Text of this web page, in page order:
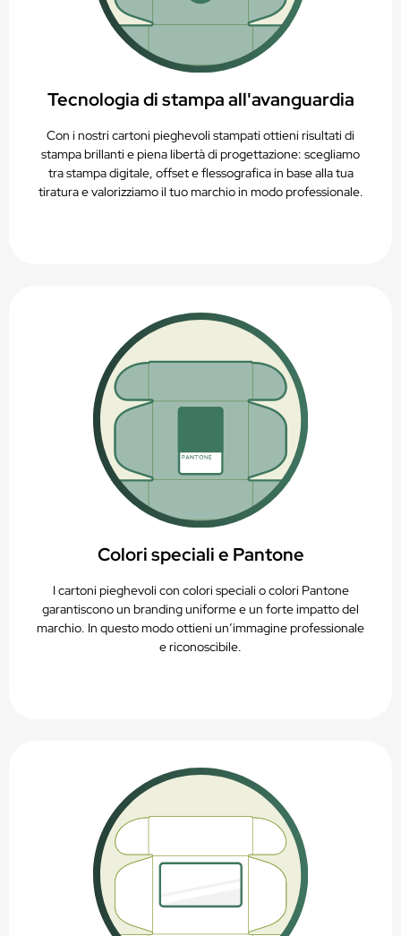
Tecnologia di stampa all'avanguardia
Con i nostri cartoni pieghevoli stampati ottieni risultati di
stampa brillanti e piena libertà di progettazione: scegliamo
tra stampa digitale, offset e flessografica in base alla tua
tiratura e valorizziamo il tuo marchio in modo professionale.
Colori speciali e Pantone
I cartoni pieghevoli con colori speciali o colori Pantone
garantiscono un branding uniforme e un forte impatto del
marchio. In questo modo ottieni un’immagine professionale
e riconoscibile.